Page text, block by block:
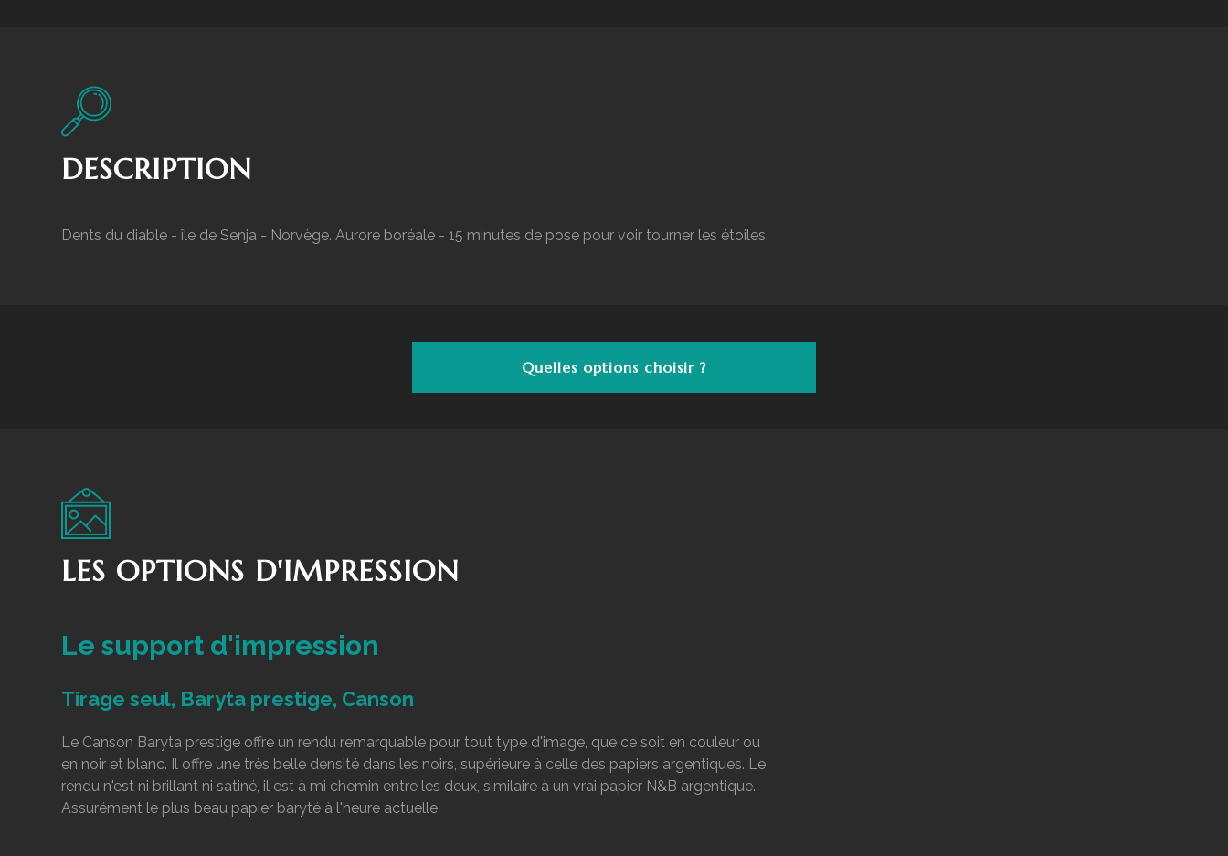
DESCRIPTION
Dents du diable - île de Senja - Norvège. Aurore boréale - 15 minutes de pose pour voir tourner les étoiles.
Quelles options choisir ?
LES OPTIONS D'IMPRESSION
Le support d'impression
Tirage seul, Baryta prestige, Canson
Le Canson Baryta prestige offre un rendu remarquable pour tout type d'image, que ce soit en couleur ou
en noir et blanc. Il offre une très belle densité dans les noirs, supérieure à celle des papiers argentiques. Le
rendu n'est ni brillant ni satiné, il est à mi chemin entre les deux, similaire à un vrai papier N&B argentique.
Assurément le plus beau papier baryté à l'heure actuelle.